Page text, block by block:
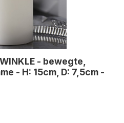
- bewegte,
- H: 15cm, D: 7,5cm -